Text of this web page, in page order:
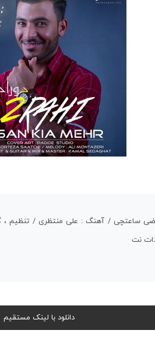
ساعتچی / آهنگ : علی منتظری / تنظیم
نت
دانلود با لینک مستقیم